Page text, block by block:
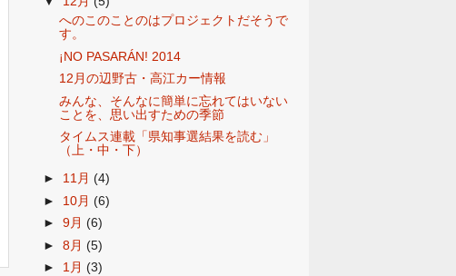
へのこのことのはプロジェクトだそうで
す。
¡NO PASARÁN! 2014
12月の辺野古・高江カー情報
みんな、そんなに簡単に忘れてはいない
ことを、思い出すための季節
タイムス連載「県知事選結果を読む」
（上・中・下）
► 11月 (4)
► 10月 (6)
► 9月 (6)
► 8月 (5)
► 1月 (3)